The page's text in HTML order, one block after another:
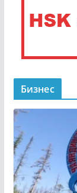
Бизнес